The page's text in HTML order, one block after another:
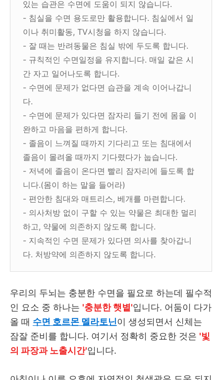
있는 습관은 수면에 도움이 되지 않습니다.
- 침실을 수면 용도로만 활용합니다. 침실에서 일
이나 취미활동, TV시청을 하지 않습니다.
- 잘 때는 반려동물은 침실 밖에 두도록 합니다.
- 규칙적인 수면일정을 유지합니다. 매일 같은 시
간 자고 일어나도록 합니다.
- 수면에 문제가 없다면 습관을 계속 이어나갑니
다.
- 수면에 문제가 있다면 잠자리 들기 전에 몸을 이
완하고 마음을 편하게 합니다.
- 졸음이 느껴질 때까지 기다리고 또는 침대에서
졸음이 몰려올 때까지 기다렸다가 눕습니다.
- 저녁에 졸음이 온다면 빨리 잠자리에 들도록 합
니다.(몸이 하는 말을 들어라)
- 편안한 침대와 매트리스, 베개를 마련합니다.
- 의사처방 없이 구할 수 있는 약물은 최대한 멀리
하고, 약물에 의존하지 않도록 합니다.
- 지속적인 수면 문제가 있다면 의사를 찾아갑니
다. 처방약에 의존하지 않도록 합니다.
우리의 두뇌는 충분한 수면을 필요로 하는데 필수적
인 요소 중 하나는 '충분한 햇볕'입니다. 어둠이 다가
올 때 수면 호르몬 멜라토닌이 생성되면서 신체는
잠잘 준비를 합니다. 여기서 정확히 중요한 것은 '빛
의 파장과 노출시간'입니다.